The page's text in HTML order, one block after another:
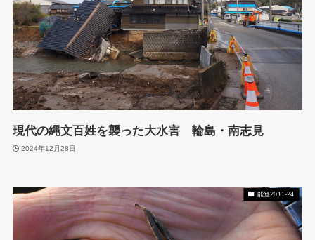
現代の縄文百姓を襲った大水害 輪島・南志見
2024年12月28日
能登2011-24